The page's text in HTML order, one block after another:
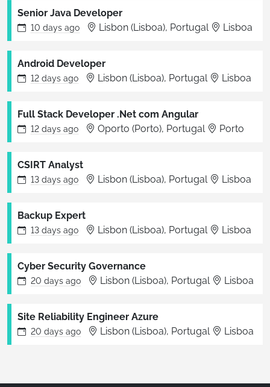
Senior Java Developer
10 days ago Lisbon (Lisboa), Portugal Lisboa
Android Developer
12 days ago Lisbon (Lisboa), Portugal Lisboa
Full Stack Developer .Net com Angular
12 days ago Oporto (Porto), Portugal Porto
CSIRT Analyst
13 days ago Lisbon (Lisboa), Portugal Lisboa
Backup Expert
13 days ago Lisbon (Lisboa), Portugal Lisboa
Cyber Security Governance
20 days ago Lisbon (Lisboa), Portugal Lisboa
Site Reliability Engineer Azure
20 days ago Lisbon (Lisboa), Portugal Lisboa